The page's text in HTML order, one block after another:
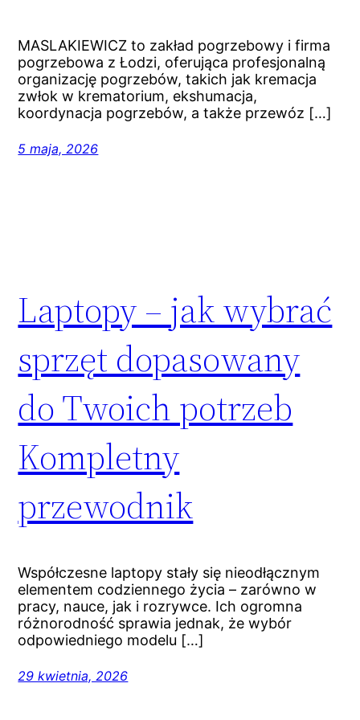
MASLAKIEWICZ to zakład pogrzebowy i firma
pogrzebowa z Łodzi, oferująca profesjonalną
organizację pogrzebów, takich jak kremacja
zwłok w krematorium, ekshumacja,
koordynacja pogrzebów, a także przewóz […]
5 maja, 2026
Laptopy – jak wybrać
sprzęt dopasowany
do Twoich potrzeb
Kompletny
przewodnik
Współczesne laptopy stały się nieodłącznym
elementem codziennego życia – zarówno w
pracy, nauce, jak i rozrywce. Ich ogromna
różnorodność sprawia jednak, że wybór
odpowiedniego modelu […]
29 kwietnia, 2026